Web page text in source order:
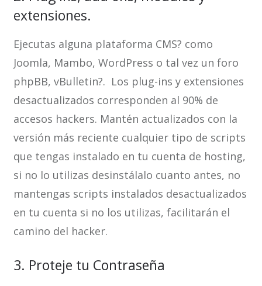
extensiones.
Ejecutas alguna plataforma CMS? como
Joomla, Mambo, WordPress o tal vez un foro
phpBB, vBulletin?. Los plug-ins y extensiones
desactualizados corresponden al 90% de
accesos hackers. Mantén actualizados con la
versión más reciente cualquier tipo de scripts
que tengas instalado en tu cuenta de hosting,
si no lo utilizas desinstálalo cuanto antes, no
mantengas scripts instalados desactualizados
en tu cuenta si no los utilizas, facilitarán el
camino del hacker.
3. Proteje tu Contraseña